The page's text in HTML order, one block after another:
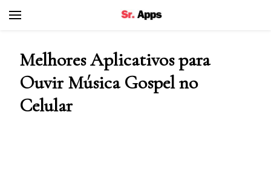
Melhores Aplicativos para
Ouvir Música Gospel no
Celular